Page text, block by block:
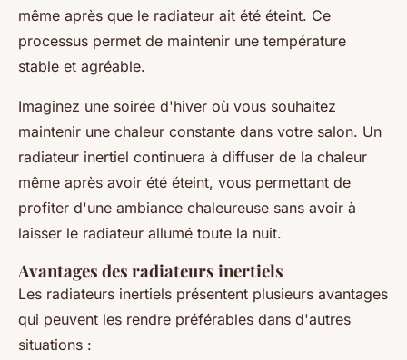
même après que le radiateur ait été éteint. Ce
processus permet de maintenir une température
stable et agréable.
Imaginez une soirée d'hiver où vous souhaitez
maintenir une chaleur constante dans votre salon. Un
radiateur inertiel continuera à diffuser de la chaleur
même après avoir été éteint, vous permettant de
profiter d'une ambiance chaleureuse sans avoir à
laisser le radiateur allumé toute la nuit.
Avantages des radiateurs inertiels
Les radiateurs inertiels présentent plusieurs avantages
qui peuvent les rendre préférables dans d'autres
situations :